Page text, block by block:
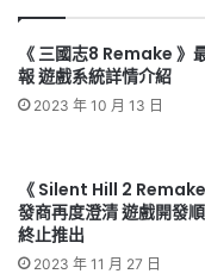
《 三國志8 Remake 》
報 遊戲系統詳情介紹
2023 年 10 月 13 日
《 Silent Hill 2
發商再度澄清 遊戲開發
終止推出
2023 年 11 月 27 日